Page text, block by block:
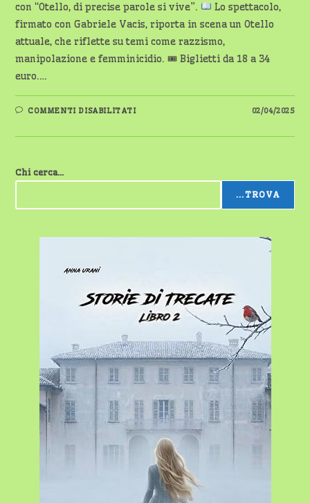
con “Otello, di precise parole si vive”.
Lo spettacolo,
firmato con Gabriele Vacis, riporta in scena un Otello
attuale, che riflette su temi come razzismo,
manipolazione e femminicidio. 🎟 Biglietti da 18 a 34
euro.…
COMMENTI DISABILITATISU
LELLA
OTELLO
COCCIA:
PASSATO
02/04/2025
Chi cerca...
...TROVA